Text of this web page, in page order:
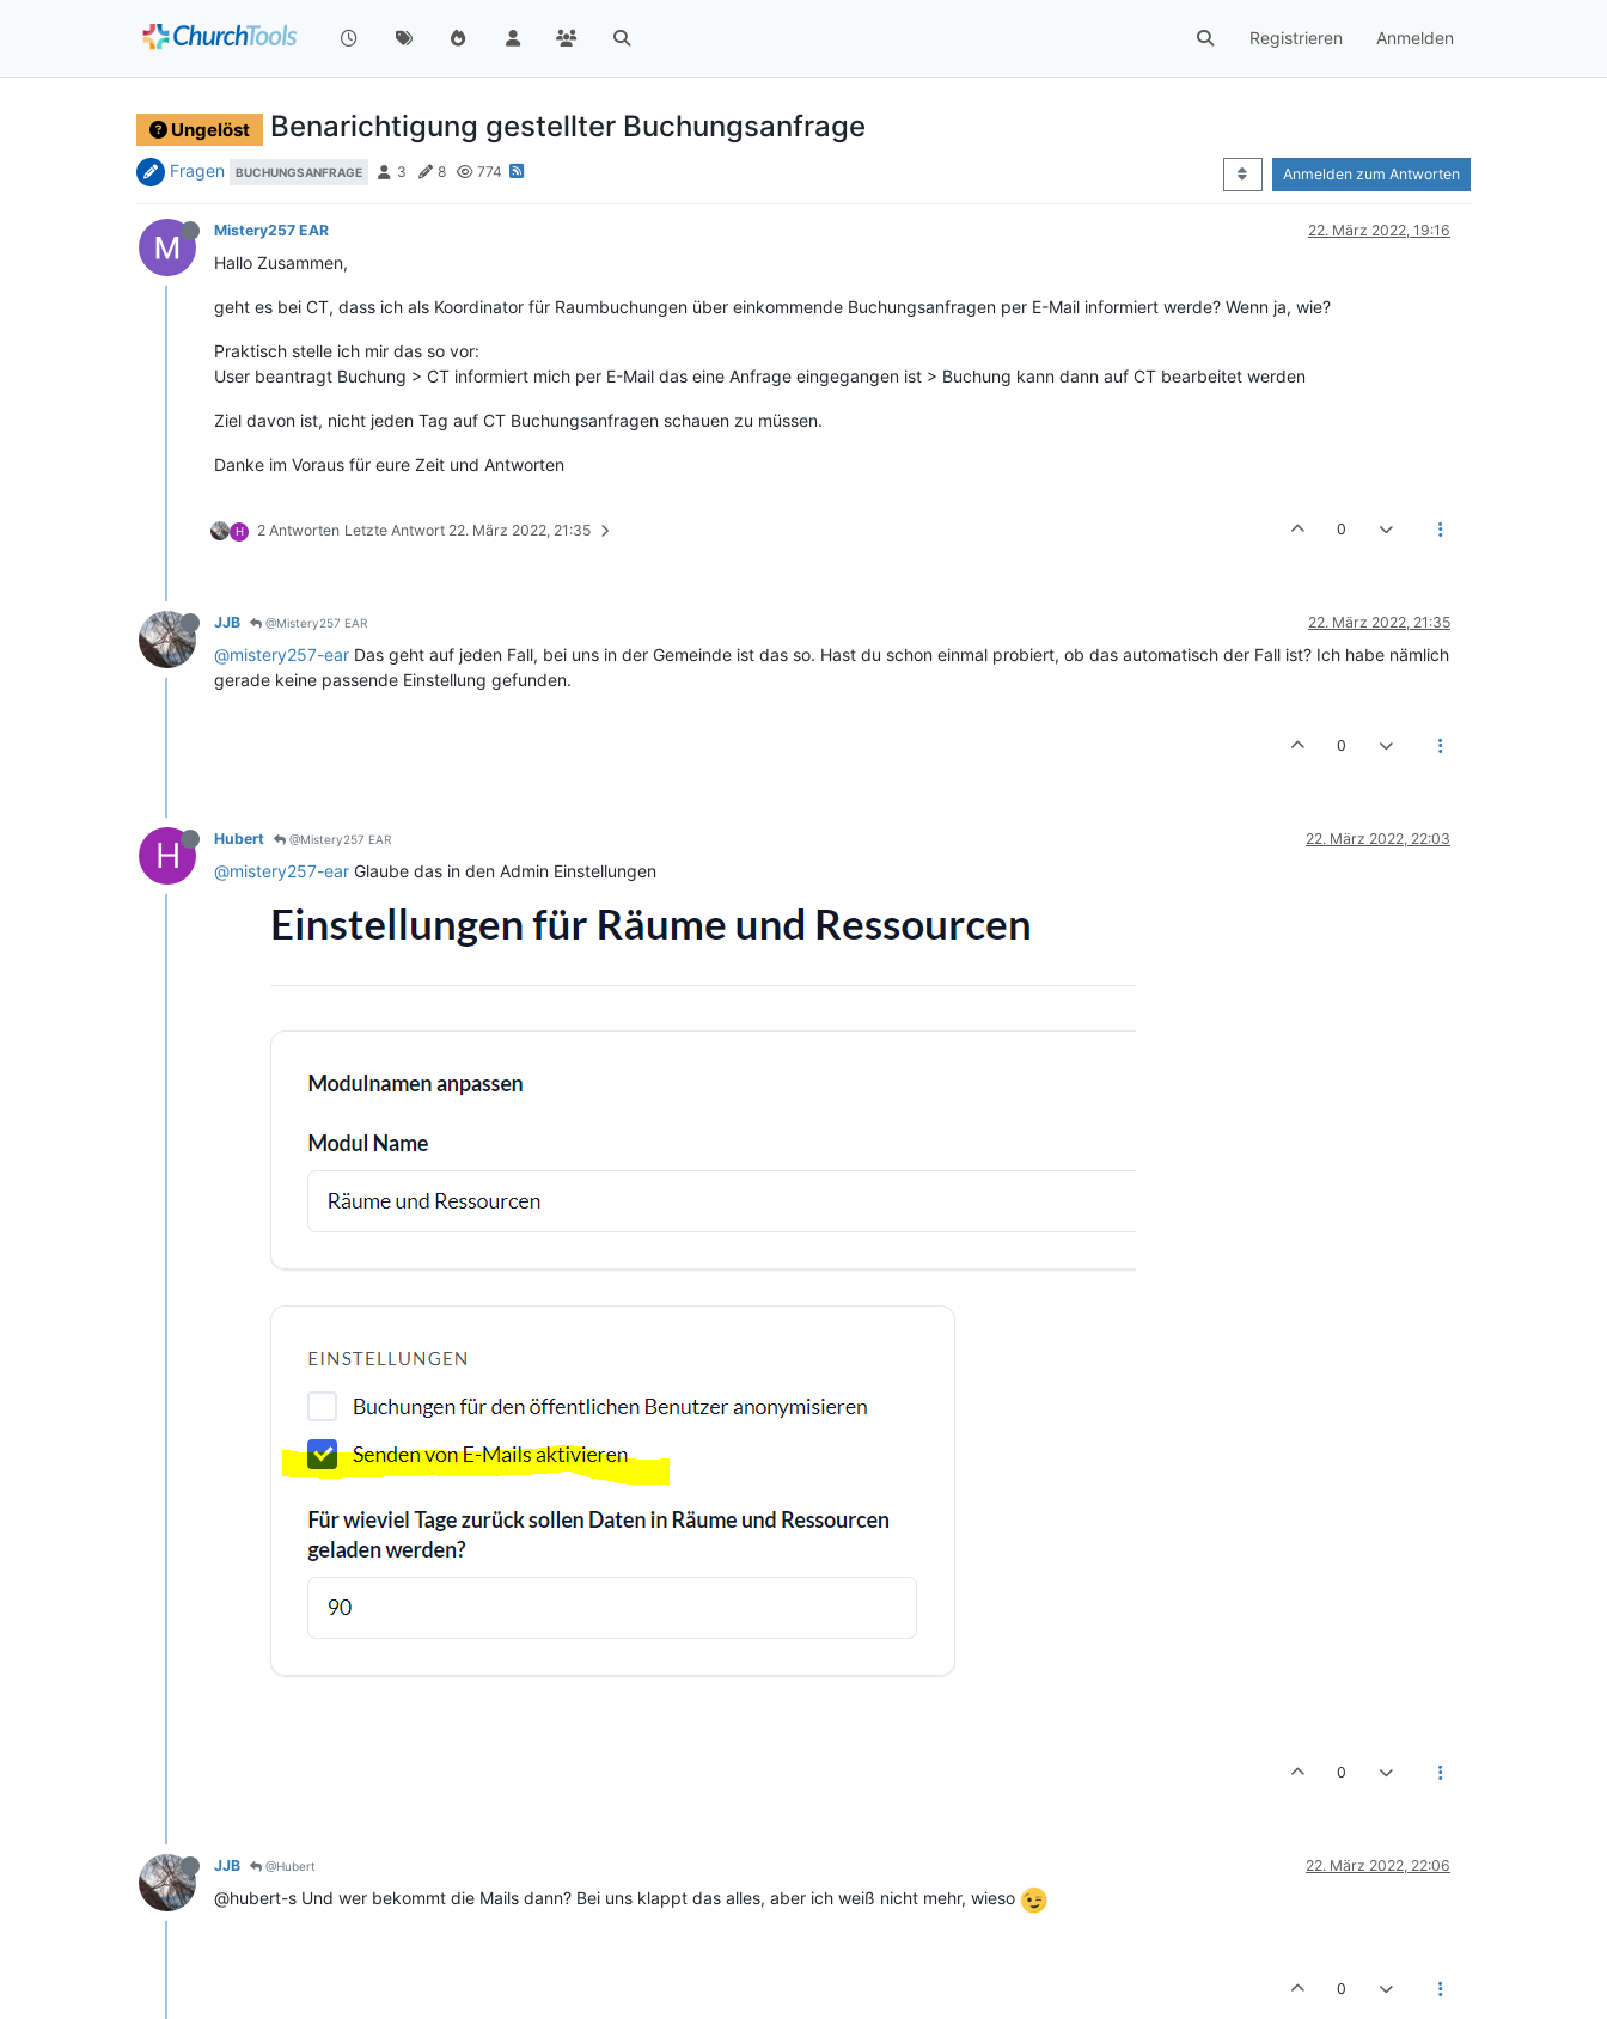
Registrieren Anmelden
Ungelöst Benarichtigung gestellter Buchungsanfrage
Fragen BUCHUNGSANFRAGE 3 8 774 Anmelden zum Antworten
Mistery257 EAR 22. März 2022, 19:16
Hallo Zusammen,
geht es bei CT, dass ich als Koordinator für Raumbuchungen über einkommende Buchungsanfragen per E-Mail informiert werde? Wenn ja, wie?
Praktisch stelle ich mir das so vor:
User beantragt Buchung > CT informiert mich per E-Mail das eine Anfrage eingegangen ist > Buchung kann dann auf CT bearbeitet werden
Ziel davon ist, nicht jeden Tag auf CT Buchungsanfragen schauen zu müssen.
Danke im Voraus für eure Zeit und Antworten
H 2 Antworten Letzte Antwort 22. März 2022, 21:35 0
JJB @Mistery257 EAR 22. März 2022, 21:35
@mistery257-ear Das geht auf jeden Fall, bei uns in der Gemeinde ist das so. Hast du schon einmal probiert, ob das automatisch der Fall ist? Ich habe nämlich
gerade keine passende Einstellung gefunden.
0
H Hubert @Mistery257 EAR 22. März 2022, 22:03
@mistery257-ear Glaube das in den Admin Einstellungen
0
JJB @Hubert 22. März 2022, 22:06
@hubert-s Und wer bekommt die Mails dann? Bei uns klappt das alles, aber ich weiß nicht mehr, wieso
0